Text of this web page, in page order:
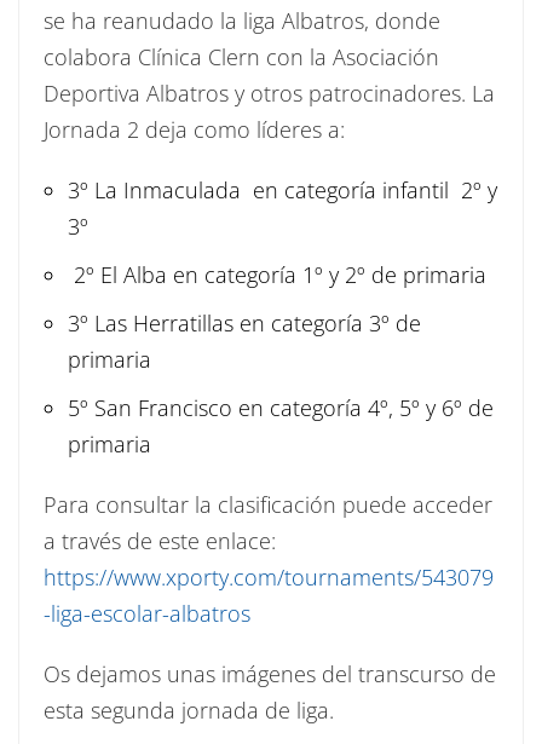
se ha reanudado la liga Albatros, donde
colabora Clínica Clern con la Asociación
Deportiva Albatros y otros patrocinadores. La
Jornada 2 deja como líderes a:
3º La Inmaculada en categoría infantil 2º y
3º
2º El Alba en categoría 1º y 2º de primaria
3º Las Herratillas en categoría 3º de
primaria
5º San Francisco en categoría 4º, 5º y 6º de
primaria
Para consultar la clasificación puede acceder
a través de este enlace:
https://www.xporty.com/tournaments/543079
-liga-escolar-albatros
Os dejamos unas imágenes del transcurso de
esta segunda jornada de liga.